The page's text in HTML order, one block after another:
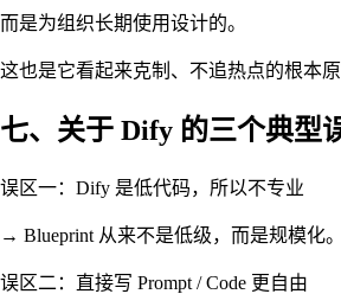
而是为组织长期使用设计的。
这也是它看起来克制、不追热点的根本原
七、关于 Dify 的三个典型
误区一：Dify 是低代码，所以不专业
→ Blueprint 从来不是低级，而是规模化。
误区二：直接写 Prompt / Code 更自由